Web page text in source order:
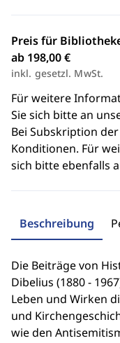
Preis für
ab 198,00 €
inkl. gesetzl. MwSt.
Für weitere
Sie sich bitte an
Bei Subskription
Konditionen. Für
sich bitte ebenfalls
Beschreibung
Die Beiträge von
Dibelius (1880 -
Leben und Wirken
und
wie den